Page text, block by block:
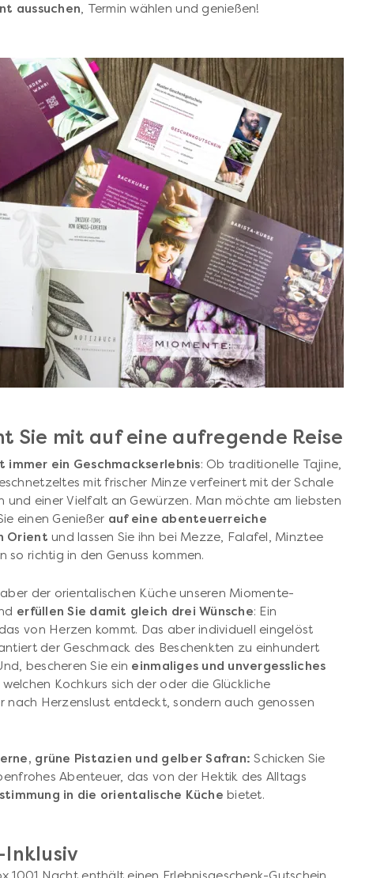
aussuchen, Termin wählen und genießen!
Sie mit auf eine aufregende Reise
immer ein Geschmackserlebnis: Ob traditionelle Tajine,
mit frischer Minze verfeinert mit der Schale
und einer Vielfalt an Gewürzen. Man möchte am liebsten
einen Genießer auf eine abenteuerreiche
Orient und lassen Sie ihn bei Mezze, Falafel, Minztee
richtig in den Genuss kommen.
der orientalischen Küche unseren Miomente-
erfüllen Sie damit gleich drei Wünsche: Ein
von Herzen kommt. Das aber individuell eingelöst
der Geschmack des Beschenkten zu einhundert
bescheren Sie ein einmaliges und unvergessliches
Kochkurs sich der oder die Glückliche
nach Herzenslust entdeckt, sondern auch genossen
grüne Pistazien und gelber Safran: Schicken Sie
Abenteuer, das von der Hektik des Alltags
in die orientalische Küche bietet.